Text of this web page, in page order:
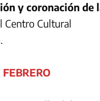
y coronación de
Centro Cultural